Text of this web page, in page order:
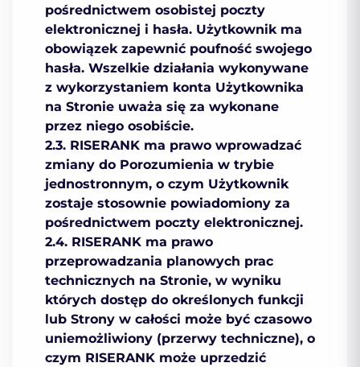
pośrednictwem osobistej poczty
elektronicznej i hasła. Użytkownik ma
obowiązek zapewnić poufność swojego
hasła. Wszelkie działania wykonywane
z wykorzystaniem konta Użytkownika
na Stronie uważa się za wykonane
przez niego osobiście.
2.3. RISERANK ma prawo wprowadzać
zmiany do Porozumienia w trybie
jednostronnym, o czym Użytkownik
zostaje stosownie powiadomiony za
pośrednictwem poczty elektronicznej.
2.4. RISERANK ma prawo
przeprowadzania planowych prac
technicznych na Stronie, w wyniku
których dostęp do określonych funkcji
lub Strony w całości może być czasowo
uniemożliwiony (przerwy techniczne), o
czym RISERANK może uprzedzić